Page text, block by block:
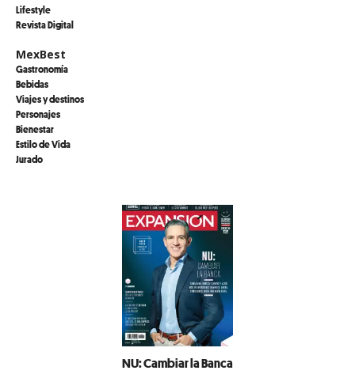
Lifestyle
Revista Digital
MexBest
Gastronomía
Bebidas
Viajes y destinos
Personajes
Bienestar
Estilo de Vida
Jurado
NU: Cambiar la Banca